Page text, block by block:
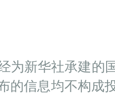
为新华社承建的
的信息均不构成